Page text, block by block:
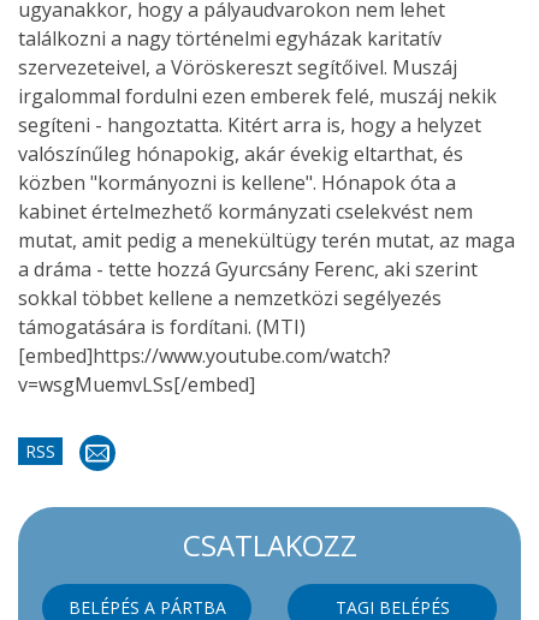
ugyanakkor, hogy a pályaudvarokon nem lehet
találkozni a nagy történelmi egyházak karitatív
szervezeteivel, a Vöröskereszt segítőivel. Muszáj
irgalommal fordulni ezen emberek felé, muszáj nekik
segíteni - hangoztatta. Kitért arra is, hogy a helyzet
valószínűleg hónapokig, akár évekig eltarthat, és
közben "kormányozni is kellene". Hónapok óta a
kabinet értelmezhető kormányzati cselekvést nem
mutat, amit pedig a menekültügy terén mutat, az maga
a dráma - tette hozzá Gyurcsány Ferenc, aki szerint
sokkal többet kellene a nemzetközi segélyezés
támogatására is fordítani. (MTI)
[embed]https://www.youtube.com/watch?
v=wsgMuemvLSs[/embed]
RSS
CSATLAKOZZ
BELÉPÉS A PÁRTBA TAGI BELÉPÉS